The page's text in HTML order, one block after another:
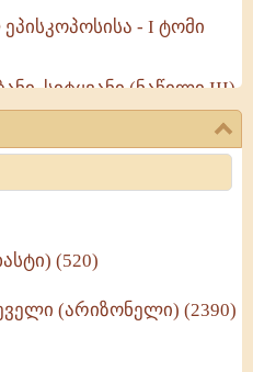
- I ტომი
სიტყვანი (ნაწილი III)
რჩევები
- II ტომი
-
(520)
(არიზონელი) (2390)